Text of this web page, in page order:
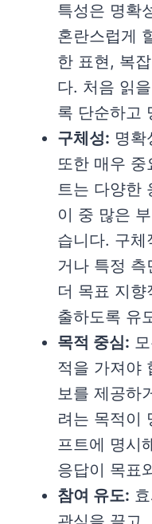
특성은 명확
혼란스럽게
한 표현, 복
다. 처음 읽
록 단순하고
구체성: 명확
또한 매우 중
트는 다양한
이 중 많은
습니다. 구
거나 특정
더 목표 지
출하도록 유
목적 중심:
적을 가져야
보를 제공하
려는 목적이
프트에 명시
응답이 목표
참여 유도: